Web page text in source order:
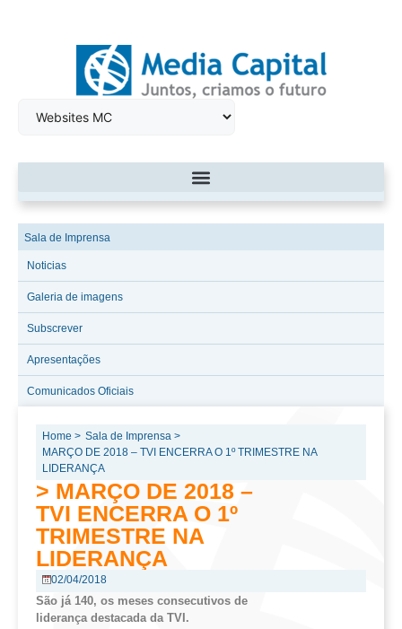
Sala de Imprensa
Noticias
Galeria de imagens
Subscrever
Apresentações
Comunicados Oficiais
Home > Sala de Imprensa >
MARÇO DE 2018 – TVI ENCERRA O 1º TRIMESTRE NA
LIDERANÇA
> MARÇO DE 2018 –
TVI ENCERRA O 1º
TRIMESTRE NA
LIDERANÇA
02/04/2018
São já 140, os meses consecutivos de
liderança destacada da TVI.